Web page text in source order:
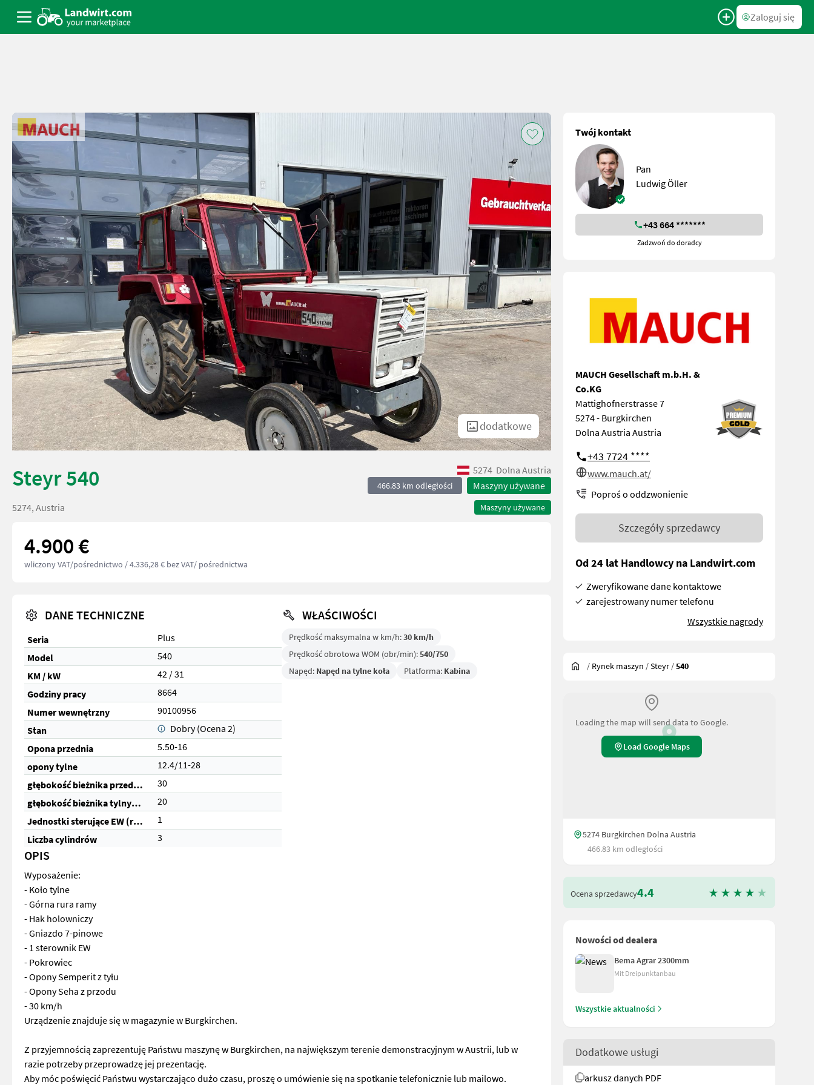
Zaloguj się
dodatkowe
Steyr 540 5274 Dolna Austria
466.83 km odległości Maszyny używane
Maszyny używane
5274, Austria
4.900 €
wliczony VAT/pośrednictwo / 4.336,28 € bez VAT/ pośrednictwa
DANE TECHNICZNE
Seria
Plus
Model
540
KM / kW
42 / 31
Godziny pracy
8664
Numer wewnętrzny
90100956
Stan
Dobry (Ocena 2)
Opona przednia
5.50-16
opony tylne
12.4/11-28
głębokość bieżnika przednich opon (%)
30
głębokość bieżnika tylnych opon (%)
20
Jednostki sterujące EW (razem)
1
Liczba cylindrów
3
WŁAŚCIWOŚCI
Prędkość maksymalna w km/h:30 km/h
Prędkość obrotowa WOM (obr/min):540/750
Napęd: Napęd na tylne koła Platforma: Kabina
OPIS
Wyposażenie:
- Koło tylne
- Górna rura ramy
- Hak holowniczy
- Gniazdo 7-pinowe
- 1 sterownik EW
- Pokrowiec
- Opony Semperit z tyłu
- Opony Seha z przodu
- 30 km/h
Urządzenie znajduje się w magazynie w Burgkirchen.
Z przyjemnością zaprezentuję Państwu maszynę w Burgkirchen, na największym terenie demonstracyjnym w Austrii, lub w
razie potrzeby przeprowadzę jej prezentację.
Aby móc poświęcić Państwu wystarczająco dużo czasu, proszę o umówienie się na spotkanie telefonicznie lub mailowo.
Twój kontakt
Pan
Ludwig Öller
+43 664 *******
Zadzwoń do doradcy
MAUCH Gesellschaft m.b.H. &
Co.KG
Mattighofnerstrasse 7
5274 - Burgkirchen
Dolna Austria Austria
+43 7724 ****
www.mauch.at/
Poproś o oddzwonienie
Szczegóły sprzedawcy
Od 24 lat Handlowcy na Landwirt.com
Zweryfikowane dane kontaktowe
zarejestrowany numer telefonu
Wszystkie nagrody
/ Rynek maszyn /Steyr /540
Loading the map will send data to Google.
Load Google Maps
5274 Burgkirchen Dolna Austria
466.83 km odległości
Ocena sprzedawcy4.4
Nowości od dealera
Bema Agrar 2300mm
Mit Dreipunktanbau
Wszystkie aktualności
Dodatkowe usługi
arkusz danych PDF